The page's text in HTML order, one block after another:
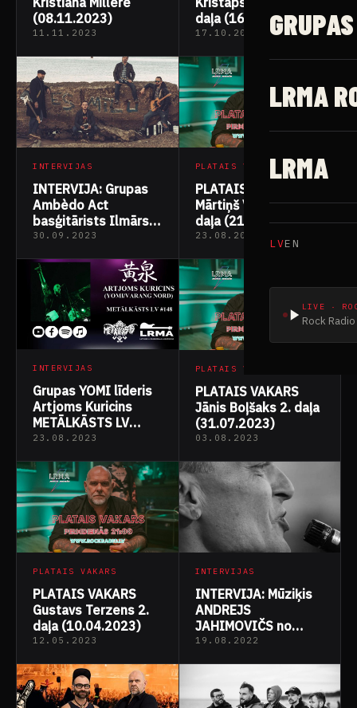
GRUPAS
LRMA
LRMA
LVEN
LIVE ·
Rock
(08.11.2023)
11.11.2023
daļa (16.10.2023)
17.10.2023
INTERVIJAS
INTERVIJA: Grupas
Ambèdo Act
basģitārists Ilmārs
Parols
30.09.2023
PLATAIS VAKARS
PLATAIS VAKARS
Mārtiņš Vaters 1.
daļa (21.08.2023)
23.08.2023
INTERVIJAS
Grupas YOMI līderis
Artjoms Kuricins
METĀLKĀSTS LV
Podkāsts
23.08.2023
PLATAIS VAKARS
PLATAIS VAKARS
Jānis Boļšaks 2. daļa
(31.07.2023)
03.08.2023
PLATAIS VAKARS
PLATAIS VAKARS
Gustavs Terzens 2.
daļa (10.04.2023)
12.05.2023
INTERVIJAS
INTERVIJA: Mūziķis
ANDREJS
JAHIMOVIČS no
grupas CEMENTS
19.08.2022